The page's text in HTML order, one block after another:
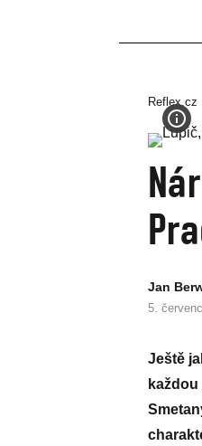
Reflex.cz
Jan
5.
Ještě